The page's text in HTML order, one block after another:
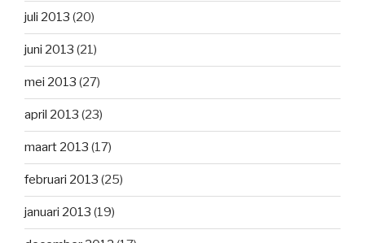
juli 2013 (20)
juni 2013 (21)
mei 2013 (27)
april 2013 (23)
maart 2013 (17)
februari 2013 (25)
januari 2013 (19)